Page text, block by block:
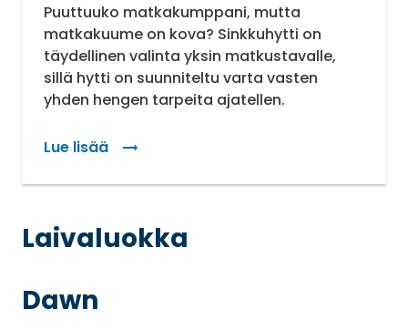
Puuttuuko matkakumppani, mutta
matkakuume on kova? Sinkkuhytti on
täydellinen valinta yksin matkustavalle,
sillä hytti on suunniteltu varta vasten
yhden hengen tarpeita ajatellen.
Lue lisää
: Sinkkuhytti – täydellinen valinta yksin
Laivaluokka
Dawn